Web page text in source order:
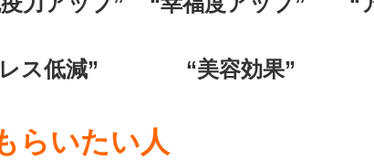
レス低減” “美容効果”
らいたい人